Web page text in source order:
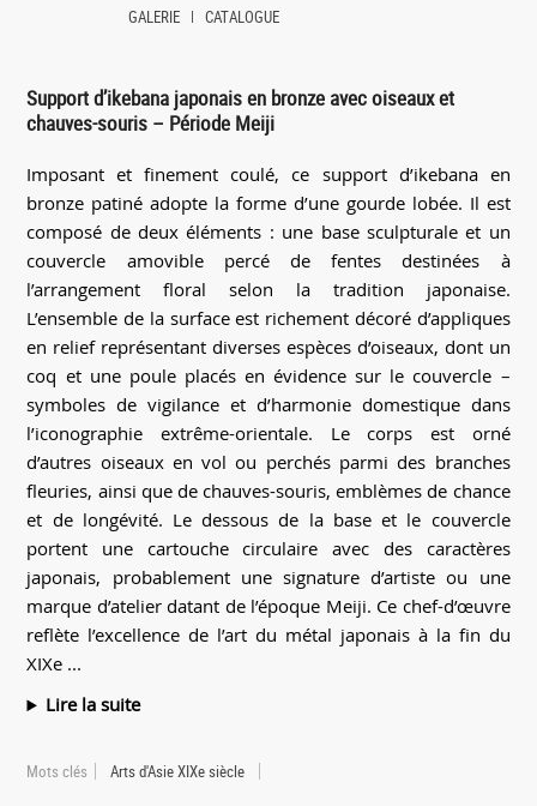
GALERIE CATALOGUE
Support d’ikebana japonais en bronze avec oiseaux et
chauves-souris – Période Meiji
Imposant et finement coulé, ce support d’ikebana en
bronze patiné adopte la forme d’une gourde lobée. Il est
composé de deux éléments : une base sculpturale et un
couvercle amovible percé de fentes destinées à
l’arrangement floral selon la tradition japonaise.
L’ensemble de la surface est richement décoré d’appliques
en relief représentant diverses espèces d’oiseaux, dont un
coq et une poule placés en évidence sur le couvercle –
symboles de vigilance et d’harmonie domestique dans
l’iconographie extrême-orientale. Le corps est orné
d’autres oiseaux en vol ou perchés parmi des branches
fleuries, ainsi que de chauves-souris, emblèmes de chance
et de longévité. Le dessous de la base et le couvercle
portent une cartouche circulaire avec des caractères
japonais, probablement une signature d’artiste ou une
marque d’atelier datant de l’époque Meiji. Ce chef-d’œuvre
reflète l’excellence de l’art du métal japonais à la fin du
XIXe ...
Lire la suite
Mots clés Arts d'Asie XIXe siècle